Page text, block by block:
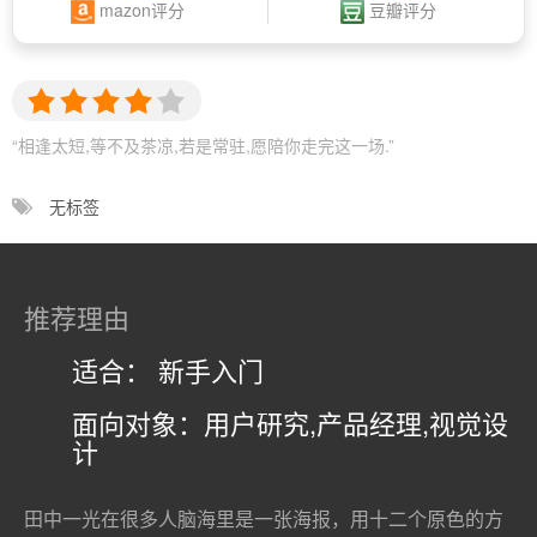
mazon评分 豆瓣评分
“相逢太短,等不及茶凉,若是常驻,愿陪你走完这一场.”
无标签
推荐理由
适合： 新手入门
面向对象：用户研究,产品经理,视觉设
计
田中一光在很多人脑海里是一张海报，用十二个原色的方